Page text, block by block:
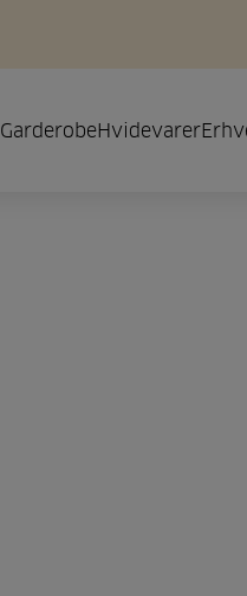
GarderobeHvidevarer